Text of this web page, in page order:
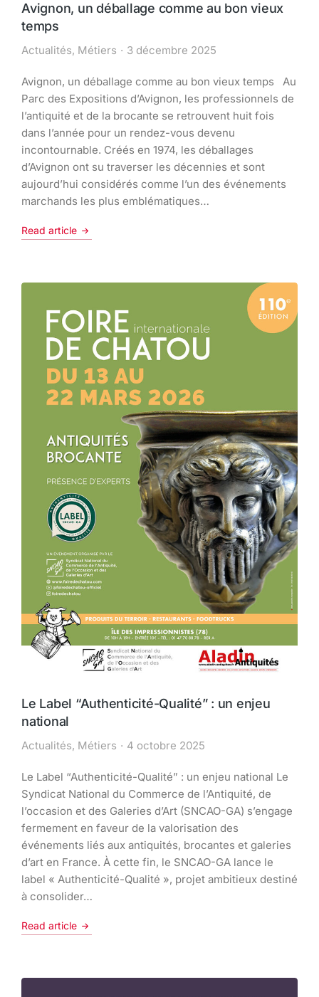
Avignon, un déballage comme au bon vieux
temps
Actualités, Métiers 3 décembre 2025
Avignon, un déballage comme au bon vieux temps Au
Parc des Expositions d’Avignon, les professionnels de
l’antiquité et de la brocante se retrouvent huit fois
dans l’année pour un rendez-vous devenu
incontournable. Créés en 1974, les déballages
d’Avignon ont su traverser les décennies et sont
aujourd’hui considérés comme l’un des événements
marchands les plus emblématiques…
Read article
Le Label “Authenticité-Qualité” : un enjeu
national
Actualités, Métiers 4 octobre 2025
Le Label “Authenticité-Qualité” : un enjeu national Le
Syndicat National du Commerce de l’Antiquité, de
l’occasion et des Galeries d’Art (SNCAO-GA) s’engage
fermement en faveur de la valorisation des
événements liés aux antiquités, brocantes et galeries
d’art en France. À cette fin, le SNCAO-GA lance le
label « Authenticité-Qualité », projet ambitieux destiné
à consolider…
Read article